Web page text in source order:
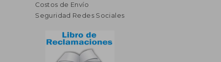
Costos de Envío
Seguridad Redes Sociales